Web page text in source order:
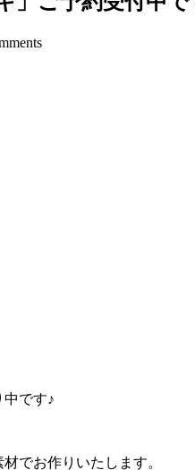
中です♪
でお作りいたします。